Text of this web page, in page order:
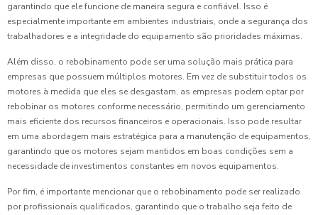
garantindo que ele funcione de maneira segura e confiável. Isso é
especialmente importante em ambientes industriais, onde a segurança dos
trabalhadores e a integridade do equipamento são prioridades máximas.
Além disso, o rebobinamento pode ser uma solução mais prática para
empresas que possuem múltiplos motores. Em vez de substituir todos os
motores à medida que eles se desgastam, as empresas podem optar por
rebobinar os motores conforme necessário, permitindo um gerenciamento
mais eficiente dos recursos financeiros e operacionais. Isso pode resultar
em uma abordagem mais estratégica para a manutenção de equipamentos,
garantindo que os motores sejam mantidos em boas condições sem a
necessidade de investimentos constantes em novos equipamentos.
Por fim, é importante mencionar que o rebobinamento pode ser realizado
por profissionais qualificados, garantindo que o trabalho seja feito de